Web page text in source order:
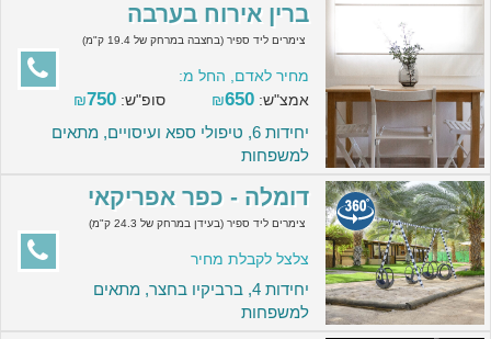
ברין אירוח בערבה
צימרים ליד ספיר (בחצבה במרחק של 19.4 ק"מ)
מחיר לאדם, החל מ:
אמצ"ש:
₪650 סופ"ש: ₪750
יחידות 6, טיפולי ספא ועיסויים, מתאים
למשפחות
דומלה - כפר אפריקאי
צימרים ליד ספיר (בעידן במרחק של 24.3 ק"מ)
צלצל לקבלת מחיר
יחידות 4, ברביקיו בחצר, מתאים
למשפחות